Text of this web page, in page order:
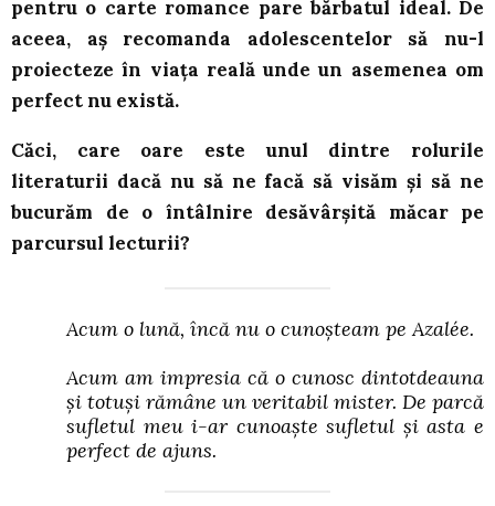
pentru o carte romance pare bărbatul ideal. De
aceea, aș recomanda adolescentelor să nu-l
proiecteze în viața reală unde un asemenea om
perfect nu există.
Căci, care oare este unul dintre rolurile
literaturii dacă nu să ne facă să visăm și să ne
bucurăm de o întâlnire desăvârșită măcar pe
parcursul lecturii?
Acum o lună, încă nu o cunoșteam pe Azalée.
Acum am impresia că o cunosc dintotdeauna
și totuși rămâne un veritabil mister. De parcă
sufletul meu i-ar cunoaște sufletul și asta e
perfect de ajuns.